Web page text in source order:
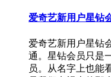
爱奇艺新用户星钻
爱奇艺新用户星钻
通。星钻会员只是
员。从名字上也能